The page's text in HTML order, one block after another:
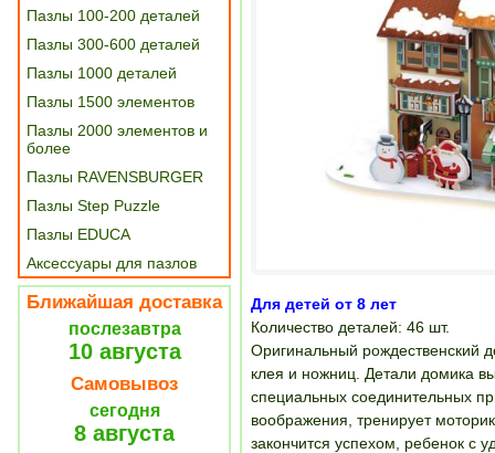
Пазлы 100-200 деталей
Пазлы 300-600 деталей
Пазлы 1000 деталей
Пазлы 1500 элементов
Пазлы 2000 элементов и
более
Пазлы RAVENSBURGER
Пазлы Step Puzzle
Пазлы EDUCA
Аксессуары для пазлов
Ближайшая доставка
послезавтра
10 августа
Самовывоз
сегодня
8 августа
Для детей от 8 лет
Количество деталей: 46 шт.
Оригинальный рождественский
клея и ножниц. Детали домика
специальных соединительных
воображения, тренирует
закончится успехом, ребенок с